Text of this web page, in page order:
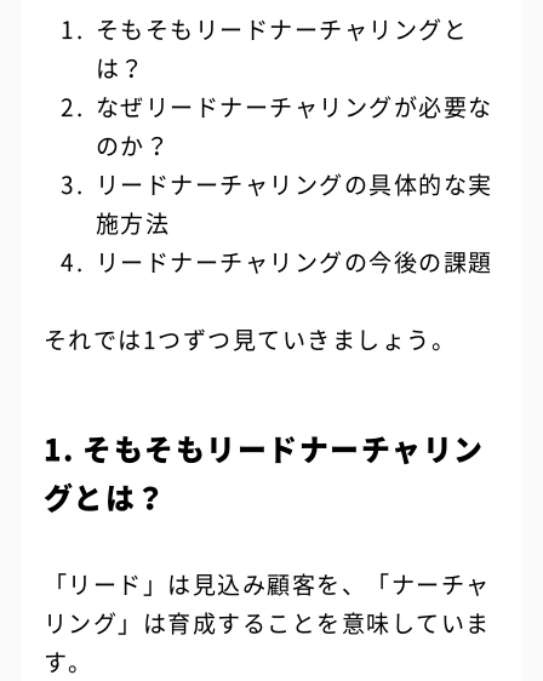
そもそもリードナーチャリングと
は？
なぜリードナーチャリングが必要な
のか？
リードナーチャリングの具体的な実
施方法
リードナーチャリングの今後の課題
それでは1つずつ見ていきましょう。
1. そもそもリードナーチャリン
グとは？
「リード」は見込み顧客を、「ナーチャ
リング」は育成することを意味していま
す。